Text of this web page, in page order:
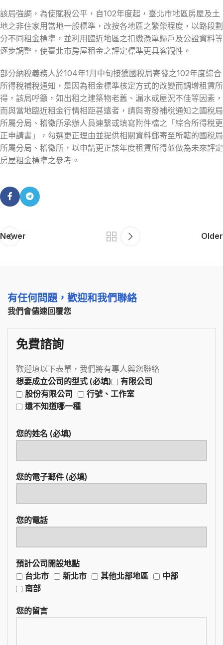
該局強調，為使賦稅公平，自102年度起，臺北市地區房屋及土
地之非住家用當地一般標準，改按各地區之繁榮程度，以路段劃
分不同租金標準，並利用臨近地區之扣繳憑單歸戶及公證資料等
逐步調整，使臺北市房屋租金之評定標準更具客觀性。
部分納稅義務人於104年1月中旬接獲國稅局寄發之102年度綜合
所得稅補稅通知，是因為租金標準核定方式的改變而調增租賃所
得，該局呼籲，如出租之建築物老舊、漏水或屋況不佳等因素，
而與當地臨近租金行情相距甚遠者，請與寄發補稅通知之國稅局
所屬分局、稽徵所承辦人員連繫或填寫附件檔之「綜合所得稅更
正申請書」，勾選更正理由並提供相關資料郵寄至所轄的國稅局
所屬分局、稽徵所，以申請更正該年度租賃所得並做為未來評定
房屋租金標準之參考。
Newer Older
有任何問題，歡迎和我們聯絡
我們會儘速回覆您
免費諮詢
歡迎填以下表單，我們將有專人與您聯絡
想要成立公司的型式 (必填)
有限公司
股份有限公司
行號、工作室
還不知道哪一種
您的姓名 (必填)
您的電子郵件 (必填)
您的電話
預計公司開設地點
台北市
新北市 其他北部地區
中部
南部
您的留言